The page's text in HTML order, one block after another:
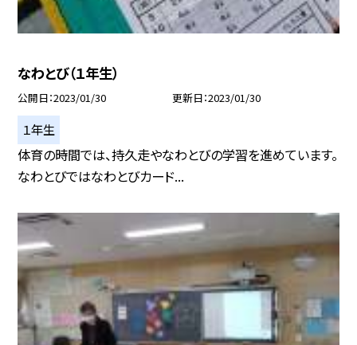
なわとび（１年生）
公開日 2023/01/30 更新日 2023/01/30
１年生
体育の時間では、持久走やなわとびの学習を進めています。
なわとびではなわとびカード...